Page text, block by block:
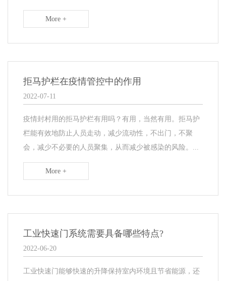
More +
拒马护栏在疫情管控中的作用
2022-07-11
疫情封村用的拒马护栏有用吗？有用，当然有用。拒马护
栏能有效地防止人员走动，减少流动性，不出门，不聚
会，减少不必要的人员聚集，从而减少被感染的风险。...
More +
工业快速门系统需要具备哪些特点?
2022-06-20
工业快速门能够快速的升降保持室内环境且节省能源，还